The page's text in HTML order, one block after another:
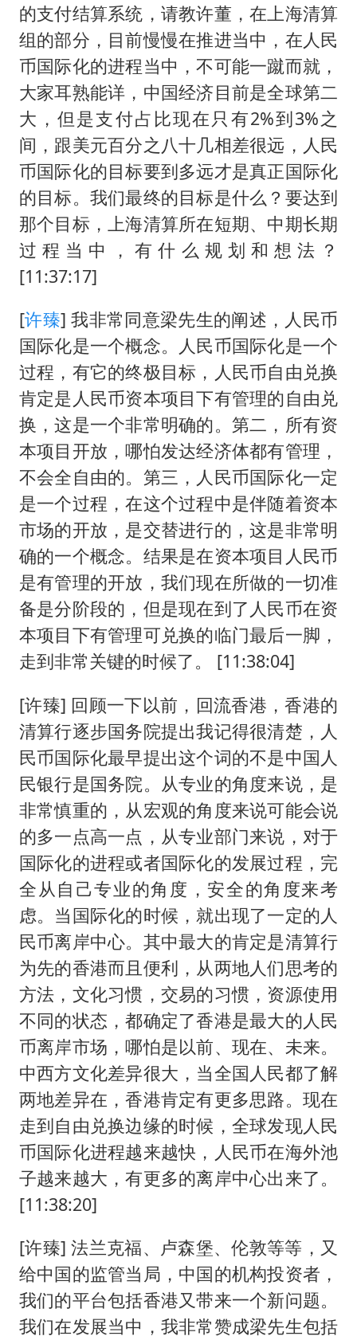
的支付结算系统，请教许董，在上海清算
组的部分，目前慢慢在推进当中，在人民
币国际化的进程当中，不可能一蹴而就，
大家耳熟能详，中国经济目前是全球第二
大，但是支付占比现在只有2%到3%之
间，跟美元百分之八十几相差很远，人民
币国际化的目标要到多远才是真正国际化
的目标。我们最终的目标是什么？要达到
那个目标，上海清算所在短期、中期长期
过程当中，有什么规划和想法？
[11:37:17]
[许臻] 我非常同意梁先生的阐述，人民币
国际化是一个概念。人民币国际化是一个
过程，有它的终极目标，人民币自由兑换
肯定是人民币资本项目下有管理的自由兑
换，这是一个非常明确的。第二，所有资
本项目开放，哪怕发达经济体都有管理，
不会全自由的。第三，人民币国际化一定
是一个过程，在这个过程中是伴随着资本
市场的开放，是交替进行的，这是非常明
确的一个概念。结果是在资本项目人民币
是有管理的开放，我们现在所做的一切准
备是分阶段的，但是现在到了人民币在资
本项目下有管理可兑换的临门最后一脚，
走到非常关键的时候了。 [11:38:04]
[许臻] 回顾一下以前，回流香港，香港的
清算行逐步国务院提出我记得很清楚，人
民币国际化最早提出这个词的不是中国人
民银行是国务院。从专业的角度来说，是
非常慎重的，从宏观的角度来说可能会说
的多一点高一点，从专业部门来说，对于
国际化的进程或者国际化的发展过程，完
全从自己专业的角度，安全的角度来考
虑。当国际化的时候，就出现了一定的人
民币离岸中心。其中最大的肯定是清算行
为先的香港而且便利，从两地人们思考的
方法，文化习惯，交易的习惯，资源使用
不同的状态，都确定了香港是最大的人民
币离岸市场，哪怕是以前、现在、未来。
中西方文化差异很大，当全国人民都了解
两地差异在，香港肯定有更多思路。现在
走到自由兑换边缘的时候，全球发现人民
币国际化进程越来越快，人民币在海外池
子越来越大，有更多的离岸中心出来了。
[11:38:20]
[许臻] 法兰克福、卢森堡、伦敦等等，又
给中国的监管当局，中国的机构投资者，
我们的平台包括香港又带来一个新问题。
我们在发展当中，我非常赞成梁先生包括